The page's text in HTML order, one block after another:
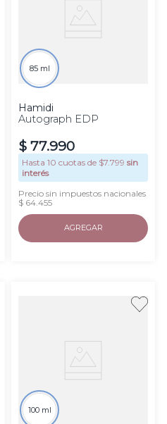
85 ml
Hamidi
Autograph EDP
$ 77.990
Hasta10 cuotas de $7.799 sin
interés
Precio sin impuestos nacionales
$ 64.455
AGREGAR
100 ml